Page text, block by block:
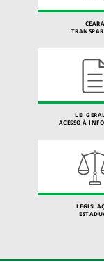
CEARÁ
LEI
ACESSO À